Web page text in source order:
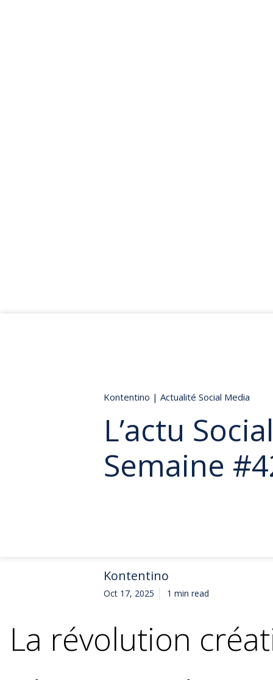
Kontentino | Actualité Social Media
L’actu
Semaine
Kontentino
Oct 17, 2025 1 min read
La révolution